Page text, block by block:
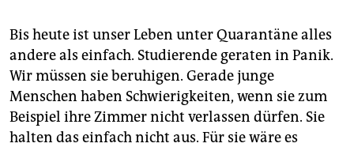
Bis heute ist unser Leben unter Quarantäne alles
andere als einfach. Studierende geraten in Panik.
Wir müssen sie beruhigen. Gerade junge
Menschen haben Schwierigkeiten, wenn sie zum
Beispiel ihre Zimmer nicht verlassen dürfen. Sie
halten das einfach nicht aus. Für sie wäre es